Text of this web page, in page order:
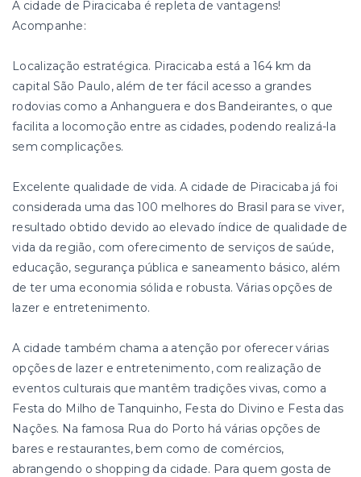
A cidade de Piracicaba é repleta de vantagens!
Acompanhe:
Localização estratégica. Piracicaba está a 164 km da
capital São Paulo, além de ter fácil acesso a grandes
rodovias como a Anhanguera e dos Bandeirantes, o que
facilita a locomoção entre as cidades, podendo realizá-la
sem complicações.
Excelente qualidade de vida. A cidade de Piracicaba já foi
considerada uma das 100 melhores do Brasil para se viver,
resultado obtido devido ao elevado índice de qualidade de
vida da região, com oferecimento de serviços de saúde,
educação, segurança pública e saneamento básico, além
de ter uma economia sólida e robusta. Várias opções de
lazer e entretenimento.
A cidade também chama a atenção por oferecer várias
opções de lazer e entretenimento, com realização de
eventos culturais que mantêm tradições vivas, como a
Festa do Milho de Tanquinho, Festa do Divino e Festa das
Nações. Na famosa Rua do Porto há várias opções de
bares e restaurantes, bem como de comércios,
abrangendo o shopping da cidade. Para quem gosta de